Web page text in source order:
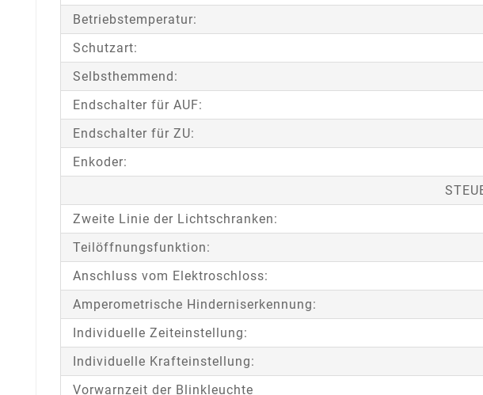
Betriebstemperatur:
Schutzart:
Selbsthemmend:
Endschalter für AUF:
Endschalter für ZU:
Enkoder:
Zweite Linie der Lichtschranken:
Teilöffnungsfunktion:
Anschluss vom Elektroschloss:
Amperometrische Hinderniserkennung:
Individuelle Zeiteinstellung:
Individuelle Krafteinstellung:
Vorwarnzeit der Blinkleuchte